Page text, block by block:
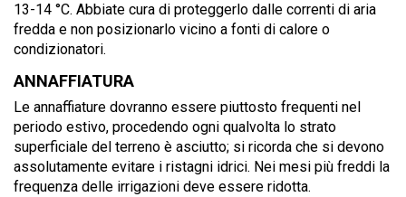
13-14 °C. Abbiate cura di proteggerlo dalle correnti di aria
fredda e non posizionarlo vicino a fonti di calore o
condizionatori.
ANNAFFIATURA
Le annaffiature dovranno essere piuttosto frequenti nel
periodo estivo, procedendo ogni qualvolta lo strato
superficiale del terreno è asciutto; si ricorda che si devono
assolutamente evitare i ristagni idrici. Nei mesi più freddi la
frequenza delle irrigazioni deve essere ridotta.